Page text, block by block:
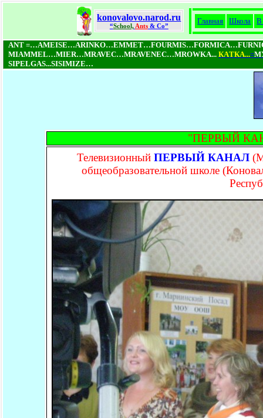
konovalovo.narod.ru
“School, Ants& Co”
Главная Школа В
ANT
MIAMMEL…MIER…MRAVEC…MRAVENEC…MROWKA... КAТКA...=
SIPELGAS...SISIMIZE…
"ПЕРВЫЙ
Телевизионный ПЕРВЫЙ КАНАЛ
общеобразовательной школе